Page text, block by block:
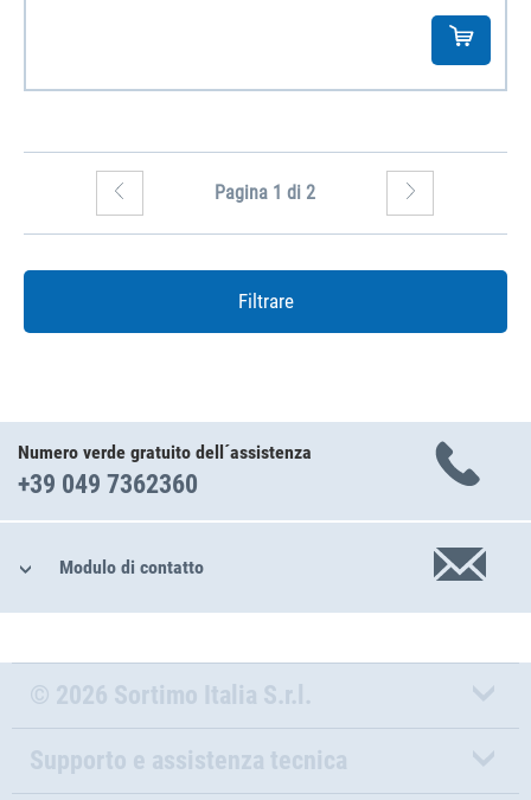
Pagina 1 di 2
Filtrare
Numero verde gratuito dell´assistenza
+39 049 7362360
Modulo di contatto
© 2026 Sortimo Italia S.r.l.
Supporto e assistenza tecnica